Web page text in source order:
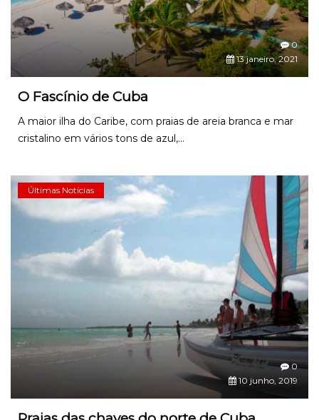
0
13 janeiro, 2021
O Fascínio de Cuba
A maior ilha do Caribe, com praias de areia branca e mar
cristalino em vários tons de azul,...
Últimas Notícias
0
10 junho, 2019